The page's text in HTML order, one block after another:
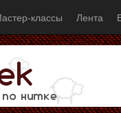
классы Лента